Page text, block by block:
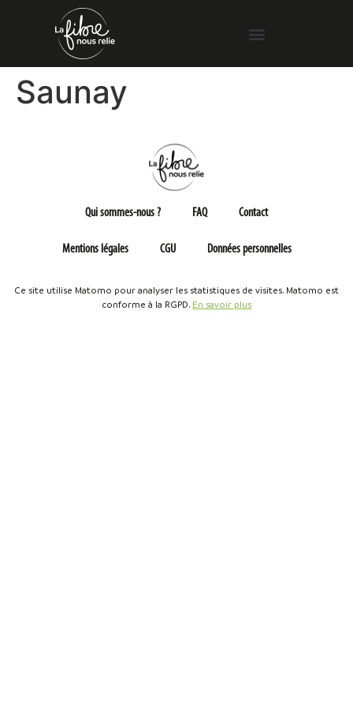
Saunay
Qui sommes-nous ? FAQ Contact
Mentions légales CGU Données personnelles
Ce site utilise Matomo pour analyser les statistiques de visites. Matomo est
conforme à la RGPD. En savoir plus